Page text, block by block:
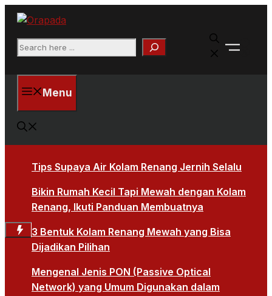
Langsung
Search
X
Menu
Tips Supaya Air Kolam Renang Jernih Selalu
Bikin Rumah Kecil Tapi Mewah dengan Kolam
Renang, Ikuti Panduan Membuatnya
3 Bentuk Kolam Renang Mewah yang Bisa
Dijadikan Pilihan
Mengenal Jenis PON (Passive Optical
Network) yang Umum Digunakan dalam